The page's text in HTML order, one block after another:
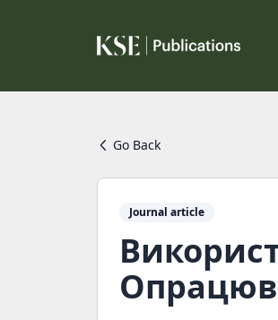
Go Back
Journal article